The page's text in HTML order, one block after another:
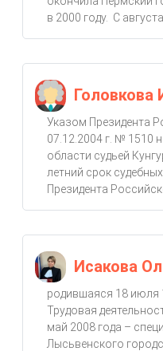
в 2000 году. С августа
Головкова
Указом Президента
07.12.2004 г. № 1510
области судьей
летний срок
Президента
Исакова
родившаяся 18 июля
Трудовая
май 2008 года –
Лысьвенского